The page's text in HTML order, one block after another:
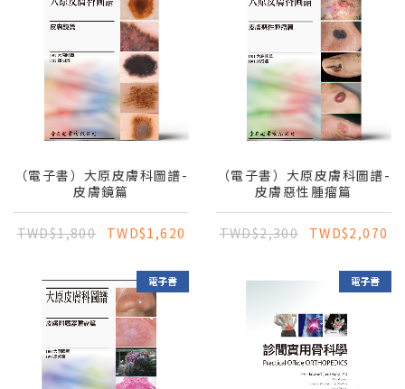
（電子書）大原皮膚科圖譜-
皮膚鏡篇
TWD$1,800 TWD$1,620
（電子書）大原皮膚科圖譜-
皮膚惡性腫瘤篇
TWD$2,300 TWD$2,070